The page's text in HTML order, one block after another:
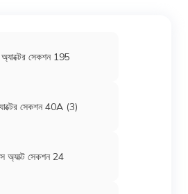
অ্যাক্টের সেকশন 195
সেকশন 40A (3)
অ্যাক্ট সেকশন 24